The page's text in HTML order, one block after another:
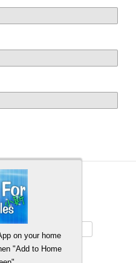
to top
on your home
"Add to Home